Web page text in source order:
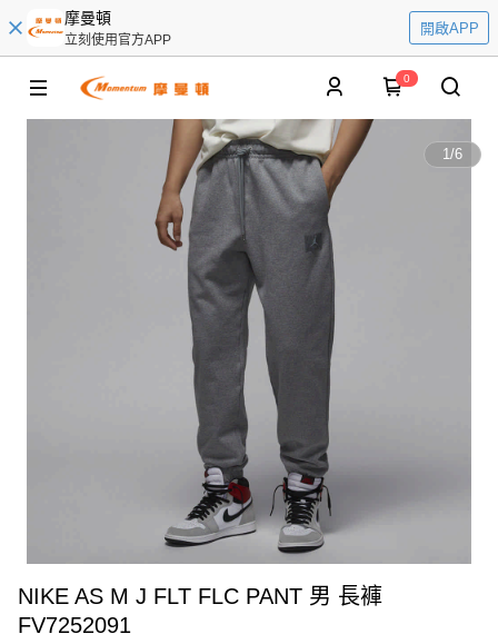
摩曼頓
立刻使用官方APP
開啟APP
0
1/6
NIKE AS M J FLT FLC PANT 男 長褲
FV7252091